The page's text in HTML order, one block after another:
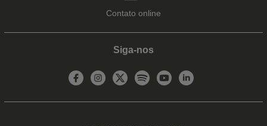
Contato online
Siga-nos